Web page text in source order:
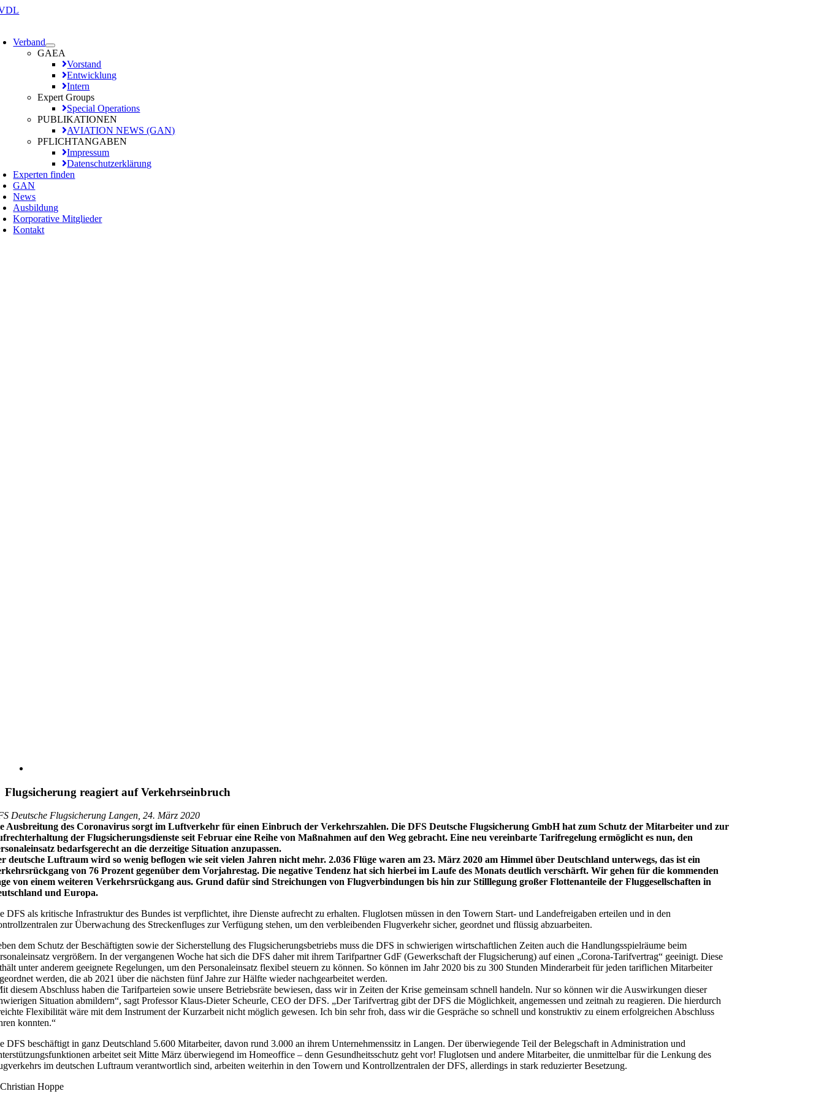
Zum
Verband
GAEA
Vorstand
Entwicklung
Intern
Expert Groups
Special Operations
PUBLIKATIONEN
AVIATION NEWS (GAN)
PFLICHTANGABEN
Impressum
Datenschutzerklärung
Experten finden
GAN
News
Ausbildung
Korporative Mitglieder
Kontakt
Flugsicherung reagiert auf Verkehrseinbruch
Deutsche Flugsicherung Langen, 24. März 2020
Ausbreitung des Coronavirus sorgt im Luftverkehr für einen Einbruch der Verkehrszahlen. Die DFS Deutsche Flugsicherung GmbH hat zum Schutz der Mitarbeiter und zur
der Flugsicherungsdienste seit Februar eine Reihe von Maßnahmen auf den Weg gebracht. Eine neu vereinbarte Tarifregelung ermöglicht es nun, den
bedarfsgerecht an die derzeitige Situation anzupassen.
deutsche Luftraum wird so wenig beflogen wie seit vielen Jahren nicht mehr. 2.036 Flüge waren am 23. März 2020 am Himmel über Deutschland unterwegs, das ist ein
von 76 Prozent gegenüber dem Vorjahrestag. Die negative Tendenz hat sich hierbei im Laufe des Monats deutlich verschärft. Wir gehen für die kommenden
von einem weiteren Verkehrsrückgang aus. Grund dafür sind Streichungen von Flugverbindungen bis hin zur Stilllegung großer Flottenanteile der Fluggesellschaften in
und Europa.
DFS als kritische Infrastruktur des Bundes ist verpflichtet, ihre Dienste aufrecht zu erhalten. Fluglotsen müssen in den Towern Start- und Landefreigaben erteilen und in den
zur Überwachung des Streckenfluges zur Verfügung stehen, um den verbleibenden Flugverkehr sicher, geordnet und flüssig abzuarbeiten.
dem Schutz der Beschäftigten sowie der Sicherstellung des Flugsicherungsbetriebs muss die DFS in schwierigen wirtschaftlichen Zeiten auch die Handlungsspielräume beim
vergrößern. In der vergangenen Woche hat sich die DFS daher mit ihrem Tarifpartner GdF (Gewerkschaft der Flugsicherung) auf einen „Corona-Tarifvertrag“ geeinigt. Diese
unter anderem geeignete Regelungen, um den Personaleinsatz flexibel steuern zu können. So können im Jahr 2020 bis zu 300 Stunden Minderarbeit für jeden tariflichen Mitarbeiter
werden, die ab 2021 über die nächsten fünf Jahre zur Hälfte wieder nachgearbeitet werden.
diesem Abschluss haben die Tarifparteien sowie unsere Betriebsräte bewiesen, dass wir in Zeiten der Krise gemeinsam schnell handeln. Nur so können wir die Auswirkungen dieser
Situation abmildern“, sagt Professor Klaus-Dieter Scheurle, CEO der DFS. „Der Tarifvertrag gibt der DFS die Möglichkeit, angemessen und zeitnah zu reagieren. Die hierdurch
Flexibilität wäre mit dem Instrument der Kurzarbeit nicht möglich gewesen. Ich bin sehr froh, dass wir die Gespräche so schnell und konstruktiv zu einem erfolgreichen Abschluss
konnten.“
DFS beschäftigt in ganz Deutschland 5.600 Mitarbeiter, davon rund 3.000 an ihrem Unternehmenssitz in Langen. Der überwiegende Teil der Belegschaft in Administration und
arbeitet seit Mitte März überwiegend im Homeoffice – denn Gesundheitsschutz geht vor! Fluglotsen und andere Mitarbeiter, die unmittelbar für die Lenkung des
im deutschen Luftraum verantwortlich sind, arbeiten weiterhin in den Towern und Kontrollzentralen der DFS, allerdings in stark reduzierter Besetzung.
Hoppe